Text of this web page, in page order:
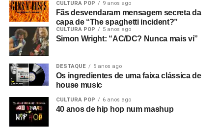
CULTURA POP 9 anos ago
Fãs desvendaram mensagem secreta da
capa de “The spaghetti incident?”
CULTURA POP 5 anos ago
Simon Wright: “AC/DC? Nunca mais vi”
DESTAQUE 5 anos ago
Os ingredientes de uma faixa clássica de
house music
CULTURA POP 6 anos ago
40 anos de hip hop num mashup